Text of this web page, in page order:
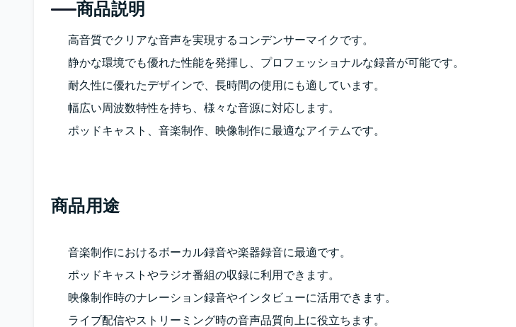
商品説明
高音質でクリアな音声を実現するコンデンサーマイクです。
静かな環境でも優れた性能を発揮し、プロフェッショナルな録音が可能です。
耐久性に優れたデザインで、長時間の使用にも適しています。
幅広い周波数特性を持ち、様々な音源に対応します。
ポッドキャスト、音楽制作、映像制作に最適なアイテムです。
商品用途
音楽制作におけるボーカル録音や楽器録音に最適です。
ポッドキャストやラジオ番組の収録に利用できます。
映像制作時のナレーション録音やインタビューに活用できます。
ライブ配信やストリーミング時の音声品質向上に役立ちます。